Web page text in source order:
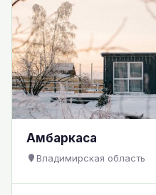
Амбаркаса
Владимирская область